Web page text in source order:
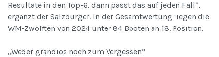
Resultate in den Top-6, dann passt das auf jeden Fall“,
ergänzt der Salzburger. In der Gesamtwertung liegen die
WM-Zwölften von 2024 unter 84 Booten an 18. Position.
„Weder grandios noch zum Vergessen“